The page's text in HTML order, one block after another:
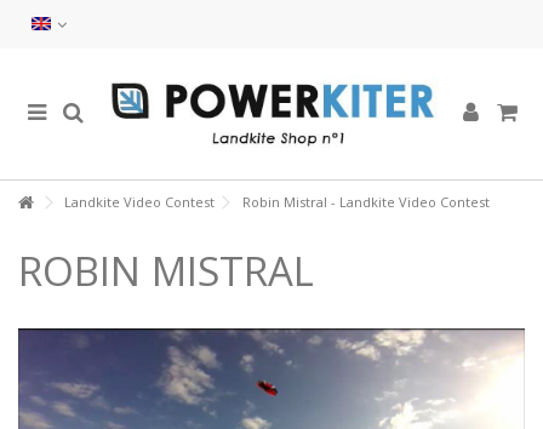
Landkite Video Contest Robin Mistral - Landkite Video Contest
ROBIN MISTRAL